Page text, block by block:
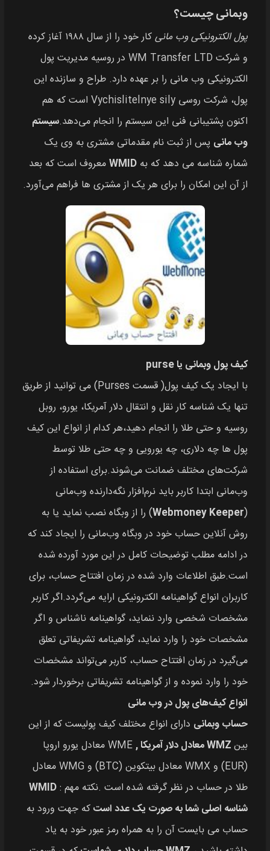
وبمانی چیست؟
پول الکترونیکی وب مانی
کار خود را از سال ۱۹۸۸ آغاز کرده
و شرکت WM Transfer LTD در روسیه مدیریت پول
الکترونیکی وب مانی را بر عهده دارد. طراح و سازنده این
پول، شرکت روسی Vychislitelnye sily است که هم
اکنون پشتیبانی فنی این سیستم را انجام می‌دهد.سیستم
وب مانی پس از ثبت نام مقدماتی مشتری به وی یک
شماره شناسه می دهد که به WMIDمعروف است که بعد
از آن این امکان را برای هر یک از مشتری ها فراهم می‌آورد.
کیف پول وبمانی یا purse
با ایجاد یک کیف پول( قسمت Purses) می توانید از طریق
تنها یک شناسه کار نقل و انتقال دلار آمریکا، یورو، روبل
روسیه و حتی طلا را انجام دهید،هر کدام از انواع این کیف
پول ها چه دلاری، چه یورویی و چه حتی طلا توسط
شرکت‌های مختلف ضمانت می‌شوند.برای استفاده از
وب‌مانی ابتدا کاربر باید نرم‌افزار نگه‌دارنده وب‌مانی
(
Webmoney Keeper) را از وبگاه نصب نماید یا به
روش آنلاین حساب خود در وبگاه وب‌مانی را ایجاد کند که
در ادامه مطلب توضیحات کامل در این مورد آورده شده
است.طبق اطلاعات وارد شده در زمان افتتاح حساب، برای
کاربران انواع گواهینامه الکترونیکی ارایه می‌گردد.اگر کاربر
مشخصات شخصی وارد ننماید، گواهینامه ناشناس و اگر
مشخصات خود را وارد نماید، گواهینامه تشریفاتی تعلق
می‌گیرد در زمان افتتاح حساب، کاربر می‌تواند مشخصات
خود را وارد نموده و از گواهینامه تشریفاتی برخوردار شود.
انواع کیف‌های پول در وب مانی
حساب وبمانی دارای انواع مختلف کیف پولیست که از این
بینWMZ معادل دلار آمریکا ,
WME معادل یورو اروپا
(EUR) و WMX معادل بیتکوین (BTC) و WMG معادل
طلا در حساب در نظر گرفته شده است .نکته مهم :WMID
شناسه اصلی شما به صورت یک عدد استکه جهت ورود به
حساب می بایست آن را به همراه رمز عبور خود به یاد